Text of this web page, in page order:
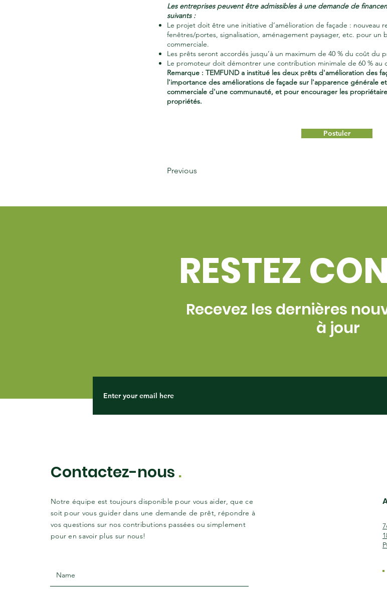
Les entreprises peuvent être admissibles à une demande de
suivants :
Le projet doit être une initiative d’amélioration de façade : nouveau
fenêtres/portes, signalisation, aménagement paysager, etc. pour un
commerciale.
Les prêts seront accordés jusqu’à un maximum de 40 % du coût du
Le promoteur doit démontrer une contribution minimale de 60 % au
Remarque : TEMFUND a institué les deux prêts d'amélioration des
l'importance des améliorations de façade sur l'apparence générale
commerciale d'une communauté, et pour encourager les
propriétés.
Postuler
Previous
RESTEZ
Recevez les dernières
à jour
Contactez-nous .
Notre équipe est toujours disponible pour vous aider, que ce
soit pour vous guider dans une demande de prêt, répondre à
vos questions sur nos contributions passées ou simplement
pour en savoir plus sur nous!